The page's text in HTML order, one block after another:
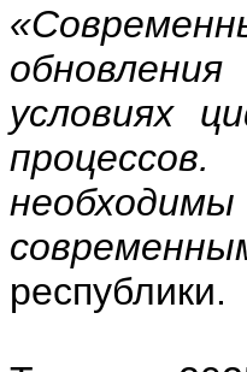
условиях
республики.